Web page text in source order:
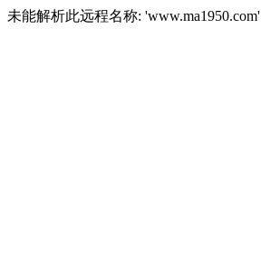
未能解析此远程名称: 'www.ma1950.com'